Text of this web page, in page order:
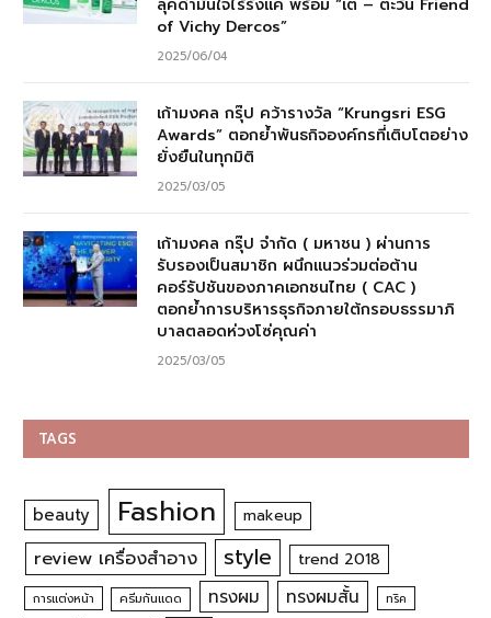
of Vichy Dercos”
2025/06/04
เก้ามงคล กรุ๊ป คว้ารางวัล “Krungsri ESG
Awards” ตอกย้ำพันธกิจองค์กรที่เติบโตอย่าง
ยั่งยืนในทุกมิติ
2025/03/05
เก้ามงคล กรุ๊ป จำกัด ( มหาชน ) ผ่านการ
รับรองเป็นสมาชิก ผนึกแนวร่วมต่อต้าน
คอร์รัปชันของภาคเอกชนไทย ( CAC )
ตอกย้ำการบริหารธุรกิจภายใต้กรอบธรรมาภิ
บาลตลอดห่วงโซ่คุณค่า
2025/03/05
TAGS
beauty Fashion makeup
review เครื่องสำอาง style trend 2018
การแต่งหน้า ครีมกันแดด ทรงผม ทรงผมสั้น ทริค